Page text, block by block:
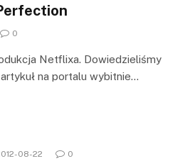
0
Netflixa. Dowiedzieliśmy
na portalu wybitnie…
08-22 0